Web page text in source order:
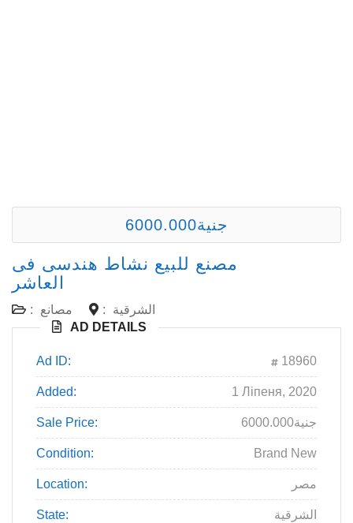
6000.000جنية
مصنع للبيع نشاط هندسى فى
العاشر
: مصانع :
الشرقية
AD DETAILS
Ad ID: 18960
Added: 1 Ліпеня, 2020
Sale Price: 6000.000جنية
Condition: Brand New
Location: مصر
State: الشرقية